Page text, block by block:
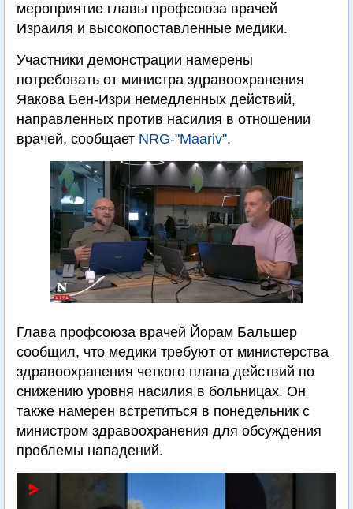
мероприятие главы профсоюза врачей
Израиля и высокопоставленные медики.
Участники демонстрации намерены
потребовать от министра здравоохранения
Яакова Бен-Изри немедленных действий,
направленных против насилия в отношении
врачей, сообщает NRG-"Maariv".
Глава профсоюза врачей Йорам Бальшер
сообщил, что медики требуют от министерства
здравоохранения четкого плана действий по
снижению уровня насилия в больницах. Он
также намерен встретиться в понедельник с
министром здравоохранения для обсуждения
проблемы нападений.